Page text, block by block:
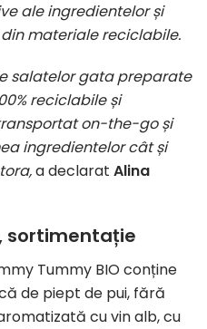
ale ingredientelor și
materiale reciclabile.
salatelor gata preparate
reciclabile și
on-the-go și
ingredientelor cât și
a declarat Alina
sortimentație
Tummy BIO conține
de piept de pui, fără
cu vin alb, cu